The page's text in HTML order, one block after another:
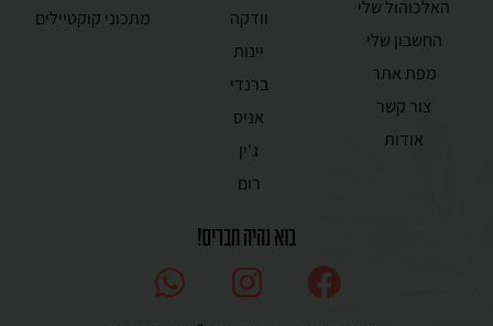
וודקה
יינות
ברנדי
אניס
ג'ין
רום
מתכוני קוקטיילים
האלכוהול שלי
החשבון שלי
מפת אתר
צור קשר
אודות
בוא נהיה חברים!